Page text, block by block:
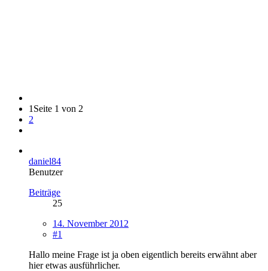
1 Seite 1 von 2
2
daniel84
Benutzer
Beiträge
25
14. November 2012
#1
Hallo meine Frage ist ja oben eigentlich bereits erwähnt aber
hier etwas ausführlicher.